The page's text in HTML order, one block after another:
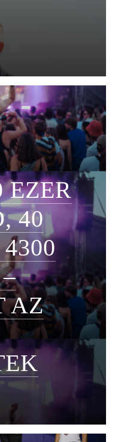
EZER
40
AZ